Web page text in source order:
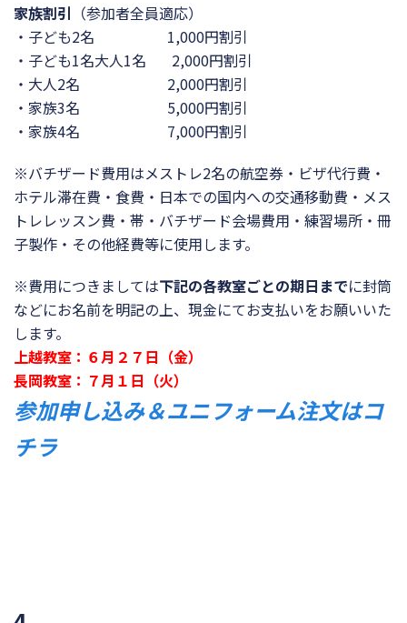
家族割引 （参加者全員適応）
・子ども2名 1,000円割引
・子ども1名大人1名 2,000円割引
・大人2名 2,000円割引
・家族3名 5,000円割引
・家族4名 7,000円割引
※バチザード費用はメストレ2名の航空券・ビザ代行費・
ホテル滞在費・食費・日本での国内への交通移動費・メス
トレレッスン費・帯・バチザード会場費用・練習場所・冊
子製作・その他経費等に使用します。
※費用につきましては下記の各教室ごとの期日までに封筒
などにお名前を明記の上、現金にてお支払いをお願いいた
します。
上越教室：６月２７日（金）
長岡教室：７月１日（火）
参加申し込み＆ユニフォーム注文はコ
チラ